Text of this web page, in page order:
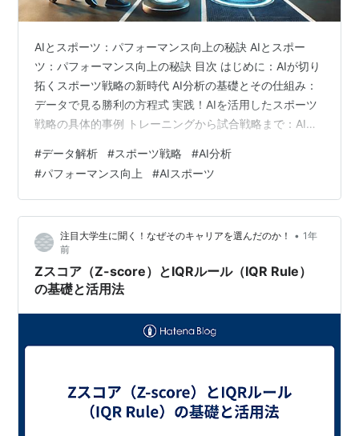
AIとスポーツ：パフォーマンス向上の秘訣 AIとスポー
ツ：パフォーマンス向上の秘訣 目次 はじめに：AIが切り
拓くスポーツ戦略の新時代 AI分析の基礎とその仕組み：
データで見る勝利の方程式 実践！AIを活用したスポーツ
戦略の具体的事例 トレーニングから試合戦略まで：AIで
能な競技環境への挑戦 まとめと次の一歩：あなたもAIで
勝利を手にしよう 1. はじめに：AIが切り拓くスポーツ戦
略の新時代 かつてスポーツ戦略は、選手の経験やコーチ
の直感に大きく依存していました。 しかし、デジタル革
命とともに、AI（人工知能）がこの伝統的な枠組みを根
底から覆…
#データ解析 #スポーツ戦略 #AI分析
#パフォーマンス向上 #AIスポーツ
注目大学生に聞く！なぜそのキャリアを選んだのか！ • 1年
前
Zスコア（Z-score）とIQRルール（IQR Rule）
の基礎と活用法